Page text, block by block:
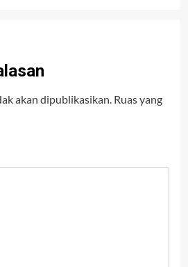
akan dipublikasikan. Ruas yang